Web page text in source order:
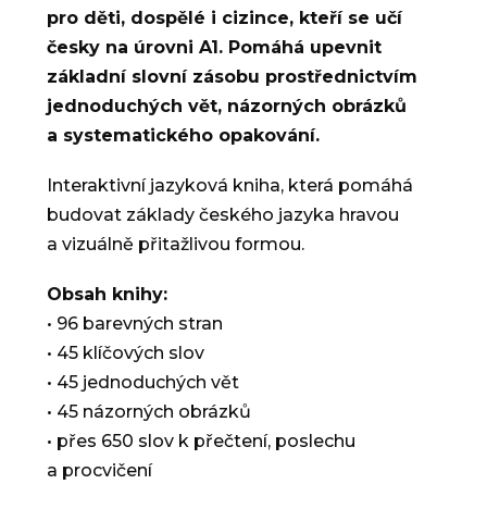
pro děti, dospělé i cizince, kteří se učí
česky na úrovni A1. Pomáhá upevnit
základní slovní zásobu prostřednictvím
jednoduchých vět, názorných obrázků
a systematického opakování.
Interaktivní jazyková kniha, která pomáhá
budovat základy českého jazyka hravou
a vizuálně přitažlivou formou.
Obsah knihy:
• 96 barevných stran
• 45 klíčových slov
• 45 jednoduchých vět
• 45 názorných obrázků
• přes 650 slov k přečtení, poslechu
a procvičení